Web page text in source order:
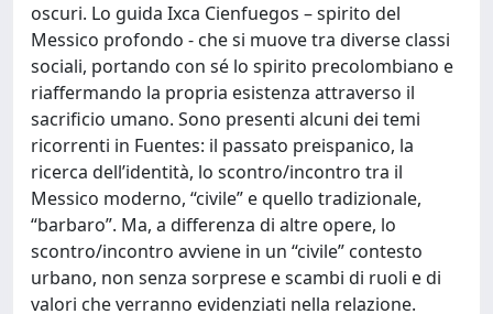
oscuri. Lo guida Ixca Cienfuegos – spirito del
Messico profondo - che si muove tra diverse classi
sociali, portando con sé lo spirito precolombiano e
riaffermando la propria esistenza attraverso il
sacrificio umano. Sono presenti alcuni dei temi
ricorrenti in Fuentes: il passato preispanico, la
ricerca dell’identità, lo scontro/incontro tra il
Messico moderno, “civile” e quello tradizionale,
“barbaro”. Ma, a differenza di altre opere, lo
scontro/incontro avviene in un “civile” contesto
urbano, non senza sorprese e scambi di ruoli e di
valori che verranno evidenziati nella relazione.